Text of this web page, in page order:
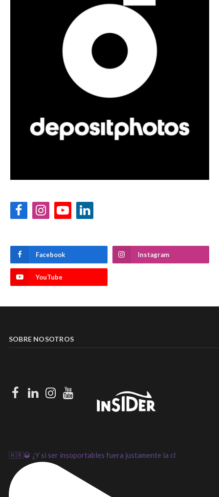
FacebookInstagramYouTubeLinkedIn
Facebook Instagram
YouTube
SOBRE NOSOTROS
Facebook
LinkedIn
Instagram
Youtube
🇦🇷🥃 ¿Y si ser insoportables fuera justamente la cl